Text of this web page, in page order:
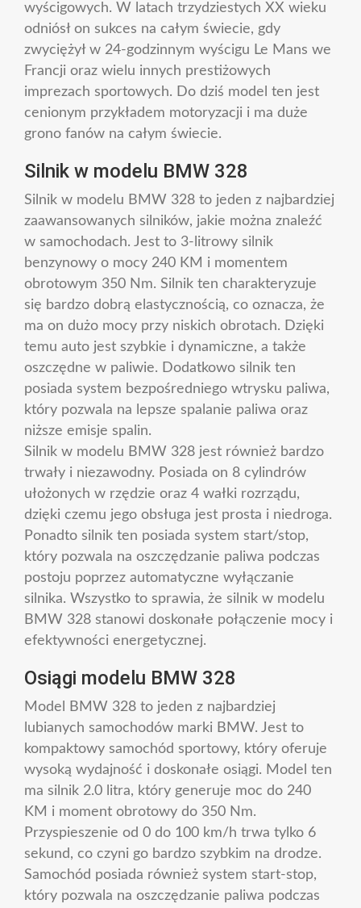
wyścigowych. W latach trzydziestych XX wieku
odniósł on sukces na całym świecie, gdy
zwyciężył w 24-godzinnym wyścigu Le Mans we
Francji oraz wielu innych prestiżowych
imprezach sportowych. Do dziś model ten jest
cenionym przykładem motoryzacji i ma duże
grono fanów na całym świecie.
Silnik w modelu BMW 328
Silnik w modelu BMW 328 to jeden z najbardziej
zaawansowanych silników, jakie można znaleźć
w samochodach. Jest to 3-litrowy silnik
benzynowy o mocy 240 KM i momentem
obrotowym 350 Nm. Silnik ten charakteryzuje
się bardzo dobrą elastycznością, co oznacza, że
ma on dużo mocy przy niskich obrotach. Dzięki
temu auto jest szybkie i dynamiczne, a także
oszczędne w paliwie. Dodatkowo silnik ten
posiada system bezpośredniego wtrysku paliwa,
który pozwala na lepsze spalanie paliwa oraz
niższe emisje spalin.
Silnik w modelu BMW 328 jest również bardzo
trwały i niezawodny. Posiada on 8 cylindrów
ułożonych w rzędzie oraz 4 wałki rozrządu,
dzięki czemu jego obsługa jest prosta i niedroga.
Ponadto silnik ten posiada system start/stop,
który pozwala na oszczędzanie paliwa podczas
postoju poprzez automatyczne wyłączanie
silnika. Wszystko to sprawia, że silnik w modelu
BMW 328 stanowi doskonałe połączenie mocy i
efektywności energetycznej.
Osiągi modelu BMW 328
Model BMW 328 to jeden z najbardziej
lubianych samochodów marki BMW. Jest to
kompaktowy samochód sportowy, który oferuje
wysoką wydajność i doskonałe osiągi. Model ten
ma silnik 2.0 litra, który generuje moc do 240
KM i moment obrotowy do 350 Nm.
Przyspieszenie od 0 do 100 km/h trwa tylko 6
sekund, co czyni go bardzo szybkim na drodze.
Samochód posiada również system start-stop,
który pozwala na oszczędzanie paliwa podczas